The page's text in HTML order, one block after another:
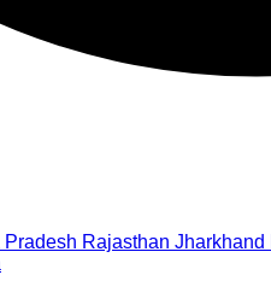
Pradesh Rajasthan Jharkhand